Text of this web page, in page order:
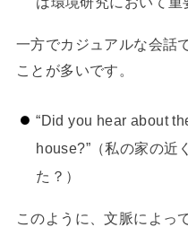
一方でカジュアルな会話
ことが多いです。
“Did you hear about
house?”（私の家の近
た？）
このように、文脈によっ